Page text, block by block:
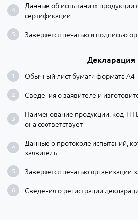
Данные об испытаниях продукции
сертификации
Заверяется печатью и подписью
Декларация
Обычный лист бумаги формата А4
Сведения о заявителе и
Наименование продукции, код ТН
она соответствует
Данные о протоколе испытаний,
заявитель
Заверяется печатью организации-
Сведения о регистрации